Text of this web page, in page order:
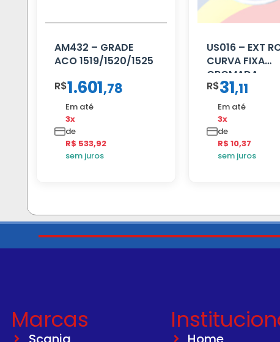
AM432 – GRADE
ACO 1519/1520/1525
R$1.601,78
Em até
3x
de
R$ 533,92
sem juros
US016 – EXT
CURVA FIXA
CROMADA
R$31,11
Em até
3x
de
R$ 10,37
sem juros
Marcas